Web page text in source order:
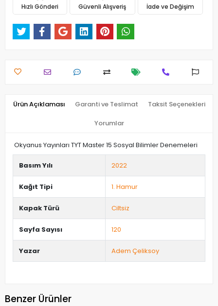
Hızlı Gönderi Güvenli Alışveriş İade ve Değişim
Ürün Açıklaması Garanti ve Teslimat Taksit Seçenekleri
Yorumlar
Okyanus Yayınları TYT Master 15 Sosyal Bilimler Denemeleri
Basım Yılı 2022
Kağıt Tipi 1. Hamur
Kapak Türü Ciltsiz
Sayfa Sayısı 120
Yazar Adem Çeliksoy
Benzer Ürünler